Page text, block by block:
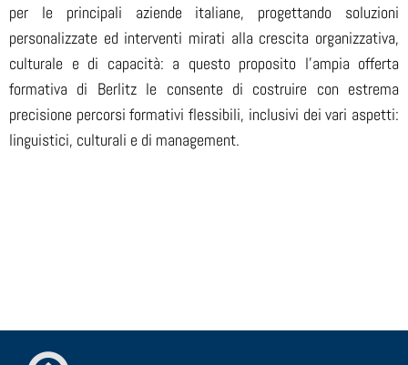
per le principali aziende italiane, progettando soluzioni
personalizzate ed interventi mirati alla crescita organizzativa,
culturale e di capacità: a questo proposito l’ampia offerta
formativa di Berlitz le consente di costruire con estrema
precisione percorsi formativi flessibili, inclusivi dei vari aspetti:
linguistici, culturali e di management.